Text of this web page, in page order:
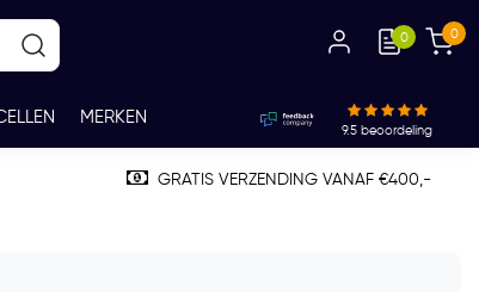
0 0
MERKEN
9.5 beoordeling
GRATIS VERZENDING VANAF €400,-